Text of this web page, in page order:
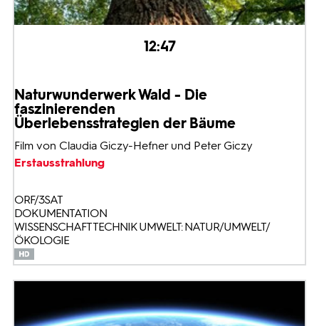
12:47
Naturwunderwerk Wald - Die
faszinierenden
Überlebensstrategien der Bäume
Film von Claudia Giczy-Hefner und Peter Giczy
Erstausstrahlung
ORF/3SAT
DOKUMENTATION
WISSENSCHAFT TECHNIK UMWELT: NATUR/UMWELT/
ÖKOLOGIE